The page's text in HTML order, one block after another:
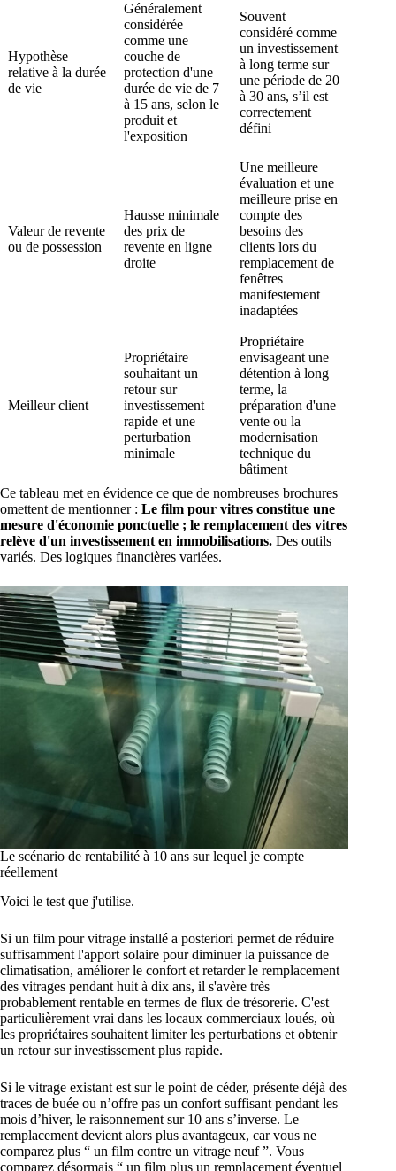
Hypothèse
relative à la durée
de vie
Généralement
considérée
comme une
couche de
protection d'une
durée de vie de 7
à 15 ans, selon le
produit et
l'exposition
Souvent
considéré comme
un investissement
à long terme sur
une période de 20
à 30 ans, s’il est
correctement
défini
Valeur de revente
ou de possession
Hausse minimale
des prix de
revente en ligne
droite
Une meilleure
évaluation et une
meilleure prise en
compte des
besoins des
clients lors du
remplacement de
fenêtres
manifestement
inadaptées
Meilleur client
Propriétaire
souhaitant un
retour sur
investissement
rapide et une
perturbation
minimale
Propriétaire
envisageant une
détention à long
terme, la
préparation d'une
vente ou la
modernisation
technique du
bâtiment
Ce tableau met en évidence ce que de nombreuses brochures
omettent de mentionner : Le film pour vitres constitue une
mesure d'économie ponctuelle ; le remplacement des vitres
relève d'un investissement en immobilisations. Des outils
variés. Des logiques financières variées.
Le scénario de rentabilité à 10 ans sur lequel je compte
réellement
Voici le test que j'utilise.
Si un film pour vitrage installé a posteriori permet de réduire
suffisamment l'apport solaire pour diminuer la puissance de
climatisation, améliorer le confort et retarder le remplacement
des vitrages pendant huit à dix ans, il s'avère très
probablement rentable en termes de flux de trésorerie. C'est
particulièrement vrai dans les locaux commerciaux loués, où
les propriétaires souhaitent limiter les perturbations et obtenir
un retour sur investissement plus rapide.
Si le vitrage existant est sur le point de céder, présente déjà des
traces de buée ou n’offre pas un confort suffisant pendant les
mois d’hiver, le raisonnement sur 10 ans s’inverse. Le
remplacement devient alors plus avantageux, car vous ne
comparez plus “ un film contre un vitrage neuf ”. Vous
comparez désormais “ un film plus un remplacement éventuel